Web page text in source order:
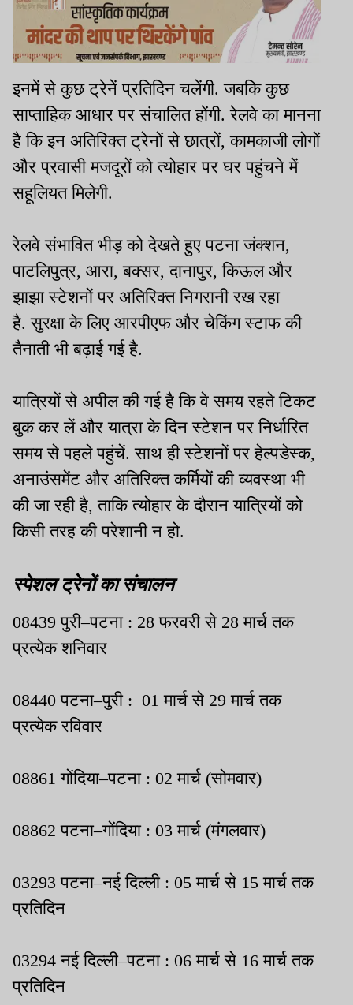
इनमें से कुछ ट्रेनें प्रतिदिन चलेंगी. जबकि कुछ
साप्ताहिक आधार पर संचालित होंगी. रेलवे का मानना
है कि इन अतिरिक्त ट्रेनों से छात्रों, कामकाजी लोगों
और प्रवासी मजदूरों को त्योहार पर घर पहुंचने में
सहूलियत मिलेगी.
रेलवे संभावित भीड़ को देखते हुए पटना जंक्शन,
पाटलिपुत्र, आरा, बक्सर, दानापुर, किऊल और
झाझा स्टेशनों पर अतिरिक्त निगरानी रख रहा
है. सुरक्षा के लिए आरपीएफ और चेकिंग स्टाफ की
तैनाती भी बढ़ाई गई है.
यात्रियों से अपील की गई है कि वे समय रहते टिकट
बुक कर लें और यात्रा के दिन स्टेशन पर निर्धारित
समय से पहले पहुंचें. साथ ही स्टेशनों पर हेल्पडेस्क,
अनाउंसमेंट और अतिरिक्त कर्मियों की व्यवस्था भी
की जा रही है, ताकि त्योहार के दौरान यात्रियों को
किसी तरह की परेशानी न हो.
स्पेशल ट्रेनों का संचालन
08439 पुरी–पटना : 28 फरवरी से 28 मार्च तक
प्रत्येक शनिवार
08440 पटना–पुरी : 01 मार्च से 29 मार्च तक
प्रत्येक रविवार
08861 गोंदिया–पटना : 02 मार्च (सोमवार)
08862 पटना–गोंदिया : 03 मार्च (मंगलवार)
03293 पटना–नई दिल्ली : 05 मार्च से 15 मार्च तक
प्रतिदिन
03294 नई दिल्ली–पटना : 06 मार्च से 16 मार्च तक
प्रतिदिन